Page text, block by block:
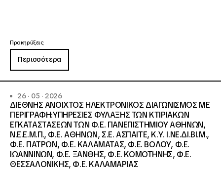
Προκηρύξεις
Περισσότερα
26 · 05 · 2026
ΔΙΕΘΝΗΣ ΑΝΟΙΧΤΟΣ ΗΛΕΚΤΡΟΝΙΚΟΣ ΔΙΑΓΩΝΙΣΜΟΣ ΜΕ
ΠΕΡΙΓΡΑΦΗ:ΥΠΗΡΕΣΙΕΣ ΦΥΛΑΞΗΣ ΤΩΝ ΚΤΙΡΙΑΚΩΝ
ΕΓΚΑΤΑΣΤΑΣΕΩΝ ΤΩΝ Φ.Ε. ΠΑΝΕΠΙΣΤΗΜΙΟΥ ΑΘΗΝΩΝ,
Ν.Ε.Ε.Μ.Π., Φ.Ε. ΑΘΗΝΩΝ, Σ.Ε. ΑΣΠΑΙΤΕ, Κ.Υ. Ι.ΝΕ.ΔΙ.ΒΙ.Μ.,
Φ.Ε. ΠΑΤΡΩΝ, Φ.Ε. ΚΑΛΑΜΑΤΑΣ, Φ.Ε. ΒΟΛΟΥ, Φ.Ε.
ΙΩΑΝΝΙΝΩΝ, Φ.Ε. ΞΑΝΘΗΣ, Φ.Ε. ΚΟΜΟΤΗΝΗΣ, Φ.Ε.
ΘΕΣΣΑΛΟΝΙΚΗΣ, Φ.Ε. ΚΑΛΑΜΑΡΙΑΣ